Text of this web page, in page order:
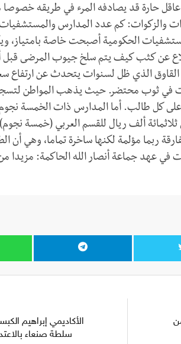
حارة قد يصادفه المرء في طريقه خصوصا
والزكوات: كم عدد المدارس
الحكومية أصبحت خاصة بامتياز،
عن كثب كيف يتم سلخ جيوب المرضى قبل
الذي ظل لسنوات يتحدث عن ارتفاع
في ثوب محتضر. حيث يذهب المواطن
كل طالب. أما المدارس ذات الخمسة نجوم
ثلاثمائة ألف ريال للقسم العربي (خمسة
ربما مؤلمة لكنها ساخرة تماما، وهي أن
عهد جماعة أنصار الله الحاكمة: مزيدا
الأكاديمي إبراهيم
سلطة صنعاء